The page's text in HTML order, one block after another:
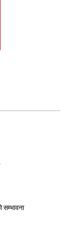
सम्भावना